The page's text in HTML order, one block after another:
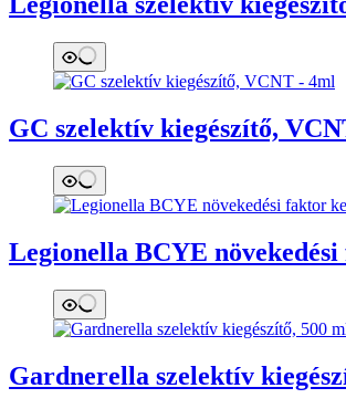
GC szelektív kiegészítő,
Legionella BCYE
Gardnerella szelektív